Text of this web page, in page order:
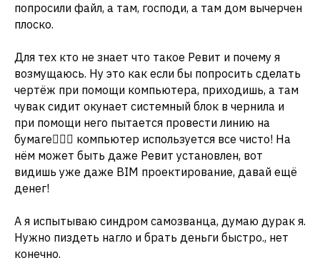
попросили файл, а там, господи, а там дом вычерчен
плоско.
Для тех кто не знает что такое Ревит и почему я
возмущаюсь. Ну это как если бы попросить сделать
чертёж при помощи компьютера, приходишь, а там
чувак сидит окунает системный блок в чернила и
при помощи него пытается провести линию на
бумаге🤦🏻‍♂️ компьютер используется все чисто! На
нём может быть даже Ревит установлен, вот
видишь уже даже BIM проектирование, давай ещё
денег!
А я испытываю синдром самозванца, думаю дурак я.
Нужно пиздеть нагло и брать деньги быстро., нет
конечно.